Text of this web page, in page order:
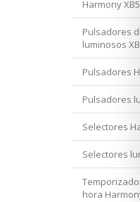
Harmony XB5
Pulsadores
luminosos
Pulsadores
Pulsadores
Selectores
Selectores
hora